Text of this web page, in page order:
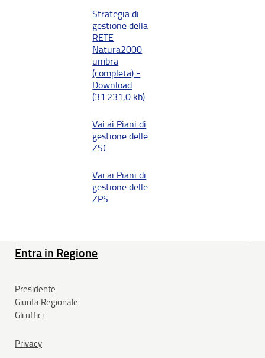
Strategia di
gestione della
RETE
Natura2000
umbra
(completa) -
Download
(31.231,0 kb)
Vai ai Piani di
gestione delle
ZSC
Vai ai Piani di
gestione delle
ZPS
Entra in Regione
Presidente
Giunta Regionale
Gli uffici
Privacy